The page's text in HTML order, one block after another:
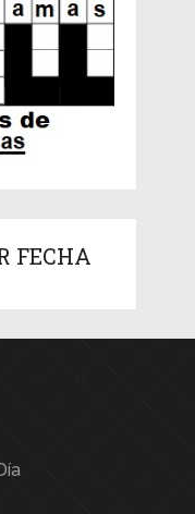
FECHA